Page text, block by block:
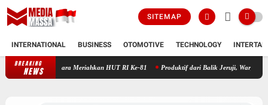
SITEMAP
INTERNATIONAL BUSINESS OTOMOTIVE TECHNOLOGY
BREAKING
NEWS
Kelas IIB Jepara Meriahkan HUT RI Ke-81 Produktif dari Balik Jeruji, Warga Binaan